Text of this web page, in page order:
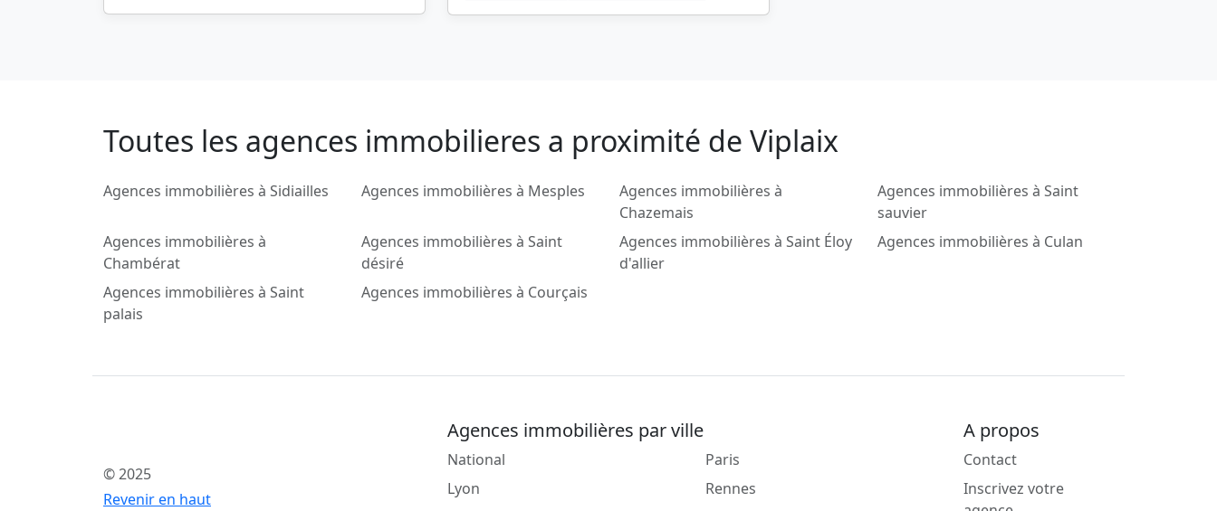
Toutes les agences immobilieres a proximité de Viplaix
Agences immobilières à Sidiailles Agences immobilières à Mesples
Agences immobilières à
Chazemais
Agences immobilières à Saint
sauvier
Agences immobilières à
Chambérat
Agences immobilières à Saint
désiré
Agences immobilières à Saint Éloy
d'allier
Agences immobilières à Culan
Agences immobilières à Saint
palais
Agences immobilières à Courçais
© 2025
Revenir en haut
Agences immobilières par ville
National
Lyon
Paris
Rennes
A propos
Contact
Inscrivez votre